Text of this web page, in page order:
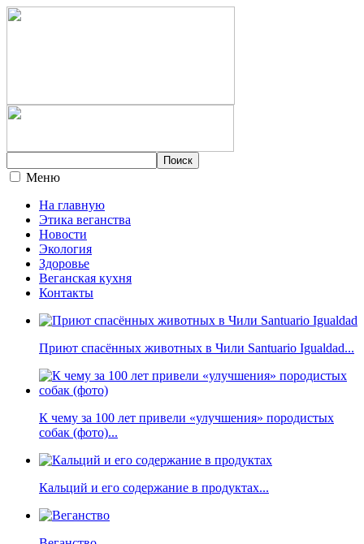
Меню
На главную
Этика веганства
Новости
Экология
Здоровье
Веганская кухня
Контакты
Приют спасённых животных в Чили Santuario Igualdad...
К чему за 100 лет привели «улучшения» породистых
собак (фото)...
Кальций и его содержание в продуктах...